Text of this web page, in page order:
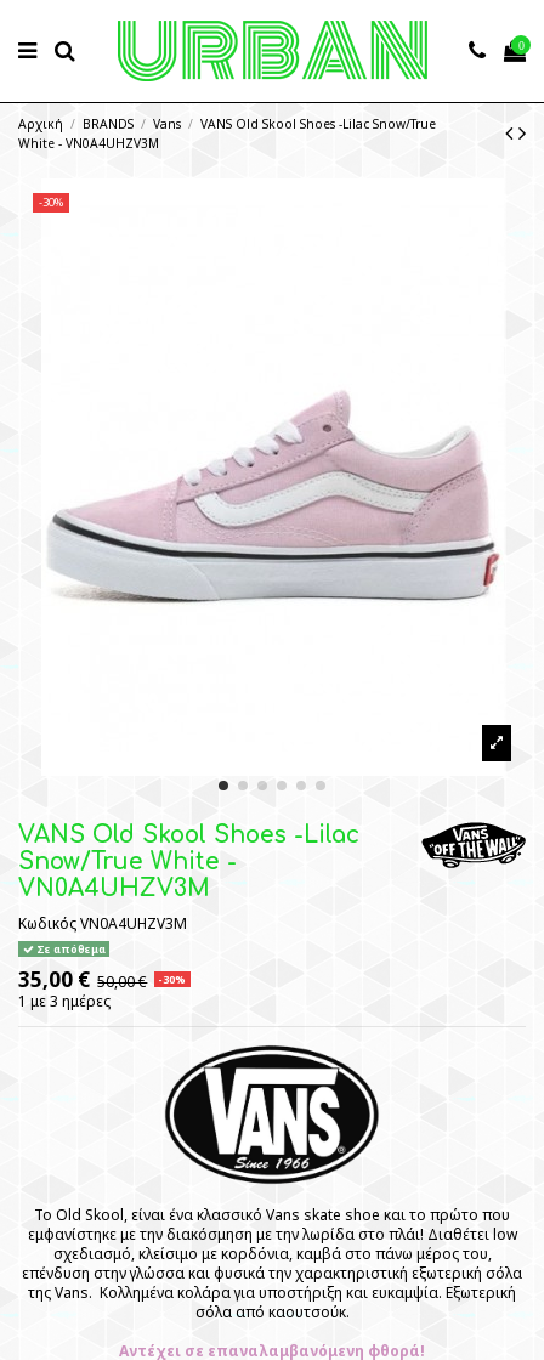
0
Αρχική BRANDS Vans
VANS Old Skool Shoes -Lilac Snow/True
White - VN0A4UHZV3M
-30%
VANS Old Skool Shoes -Lilac
Snow/True White -
VN0A4UHZV3M
ΚωδικόςVN0A4UHZV3M
Σε απόθεμα
35,00 € 50,00 € -30%
1 με 3 ημέρες
Το Old Skool, είναι ένα κλασσικό Vans skate shoe και το πρώτο που
εμφανίστηκε με την διακόσμηση με την λωρίδα στο πλάι! Διαθέτει low
σχεδιασμό, κλείσιμο με κορδόνια, καμβά στο πάνω μέρος του,
επένδυση στην γλώσσα και φυσικά την χαρακτηριστική εξωτερική σόλα
της Vans. Κολλημένα κολάρα για υποστήριξη και ευκαμψία. Εξωτερική
σόλα από καουτσούκ.
Αντέχει σε επαναλαμβανόμενη φθορά!